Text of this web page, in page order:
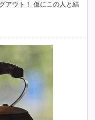
アウト！ 仮にこの人と結